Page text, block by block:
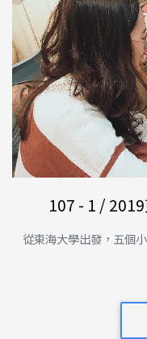
107 - 1 /
從東海大學出發，五個